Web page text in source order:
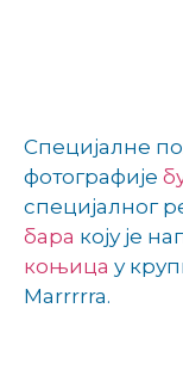
Специјалне
фотографије
специјалног
бара коју је
коњица у
Marrrrra.